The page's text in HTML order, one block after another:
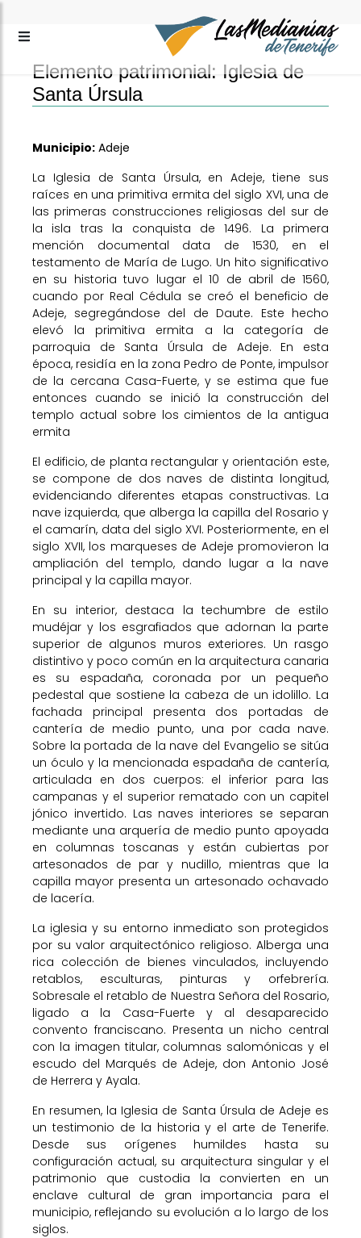
Elemento patrimonial: Iglesia de
Santa Úrsula
Municipio: Adeje
La Iglesia de Santa Úrsula, en Adeje, tiene sus
raíces en una primitiva ermita del siglo XVI, una de
las primeras construcciones religiosas del sur de
la isla tras la conquista de 1496. La primera
mención documental data de 1530, en el
testamento de María de Lugo. Un hito significativo
en su historia tuvo lugar el 10 de abril de 1560,
cuando por Real Cédula se creó el beneficio de
Adeje, segregándose del de Daute. Este hecho
elevó la primitiva ermita a la categoría de
parroquia de Santa Úrsula de Adeje. En esta
época, residía en la zona Pedro de Ponte, impulsor
de la cercana Casa-Fuerte, y se estima que fue
entonces cuando se inició la construcción del
templo actual sobre los cimientos de la antigua
ermita
El edificio, de planta rectangular y orientación este,
se compone de dos naves de distinta longitud,
evidenciando diferentes etapas constructivas. La
nave izquierda, que alberga la capilla del Rosario y
el camarín, data del siglo XVI. Posteriormente, en el
siglo XVII, los marqueses de Adeje promovieron la
ampliación del templo, dando lugar a la nave
principal y la capilla mayor.
En su interior, destaca la techumbre de estilo
mudéjar y los esgrafiados que adornan la parte
superior de algunos muros exteriores. Un rasgo
distintivo y poco común en la arquitectura canaria
es su espadaña, coronada por un pequeño
pedestal que sostiene la cabeza de un idolillo. La
fachada principal presenta dos portadas de
cantería de medio punto, una por cada nave.
Sobre la portada de la nave del Evangelio se sitúa
un óculo y la mencionada espadaña de cantería,
articulada en dos cuerpos: el inferior para las
campanas y el superior rematado con un capitel
jónico invertido. Las naves interiores se separan
mediante una arquería de medio punto apoyada
en columnas toscanas y están cubiertas por
artesonados de par y nudillo, mientras que la
capilla mayor presenta un artesonado ochavado
de lacería.
La iglesia y su entorno inmediato son protegidos
por su valor arquitectónico religioso. Alberga una
rica colección de bienes vinculados, incluyendo
retablos, esculturas, pinturas y orfebrería.
Sobresale el retablo de Nuestra Señora del Rosario,
ligado a la Casa-Fuerte y al desaparecido
convento franciscano. Presenta un nicho central
con la imagen titular, columnas salomónicas y el
escudo del Marqués de Adeje, don Antonio José
de Herrera y Ayala.
En resumen, la Iglesia de Santa Úrsula de Adeje es
un testimonio de la historia y el arte de Tenerife.
Desde sus orígenes humildes hasta su
configuración actual, su arquitectura singular y el
patrimonio que custodia la convierten en un
enclave cultural de gran importancia para el
municipio, reflejando su evolución a lo largo de los
siglos.